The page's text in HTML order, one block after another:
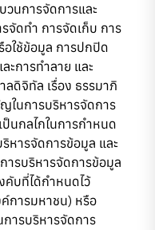
วนการจัดการและ
จัดทำ การจัดเก็บ การ
ใช้ข้อมูล การปกปิด
ะการทำลาย และ
ดิจิทัล เรื่อง ธรรมาภิ
ในการบริหารจัดการ
นกลไกในการกำหนด
หารจัดการข้อมูล และ
ารบริหารจัดการข้อมูล
คับที่ได้กำหนดไว้
การมหาชน) หรือ
ารบริหารจัดการ